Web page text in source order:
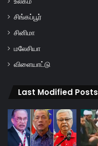
சிங்கப்பூர்
சினிமா
மலேசியா
விளையாட்டு
Last Modified Posts